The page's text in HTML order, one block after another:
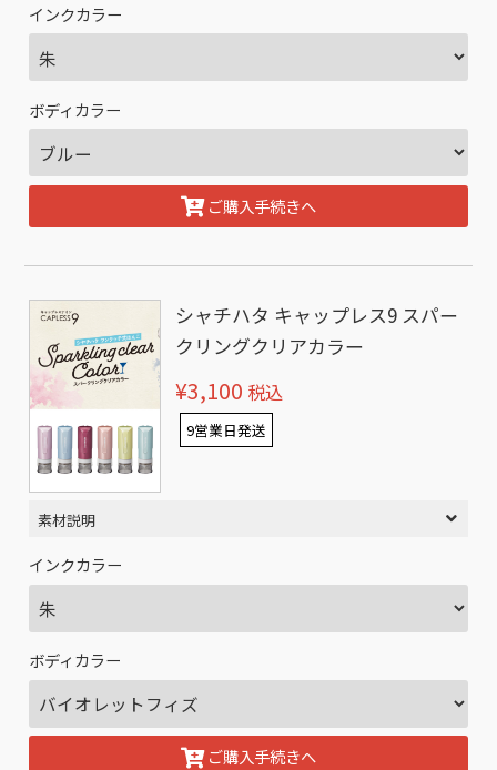
インクカラー
ボディカラー
ご購入手続きへ
シャチハタ キャップレス9 スパー
クリングクリアカラー
¥3,100 税込
9営業日発送
素材説明
インクカラー
ボディカラー
ご購入手続きへ